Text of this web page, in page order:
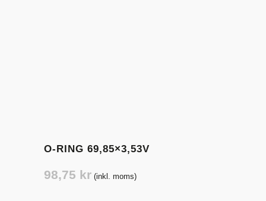
O-RING 69,85×3,53V
98,75 kr (inkl. moms)